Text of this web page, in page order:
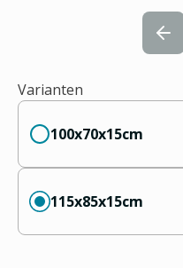
Varianten
100x70x15cm
115x85x15cm